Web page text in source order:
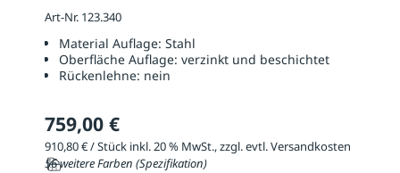
Art-Nr. 123.340
Material Auflage: Stahl
Oberfläche Auflage: verzinkt und beschichtet
Rückenlehne: nein
759,00 €
910,80 € / Stück inkl. 20 % MwSt., zzgl. evtl. Versandkosten
56 weitere Farben (Spezifikation)